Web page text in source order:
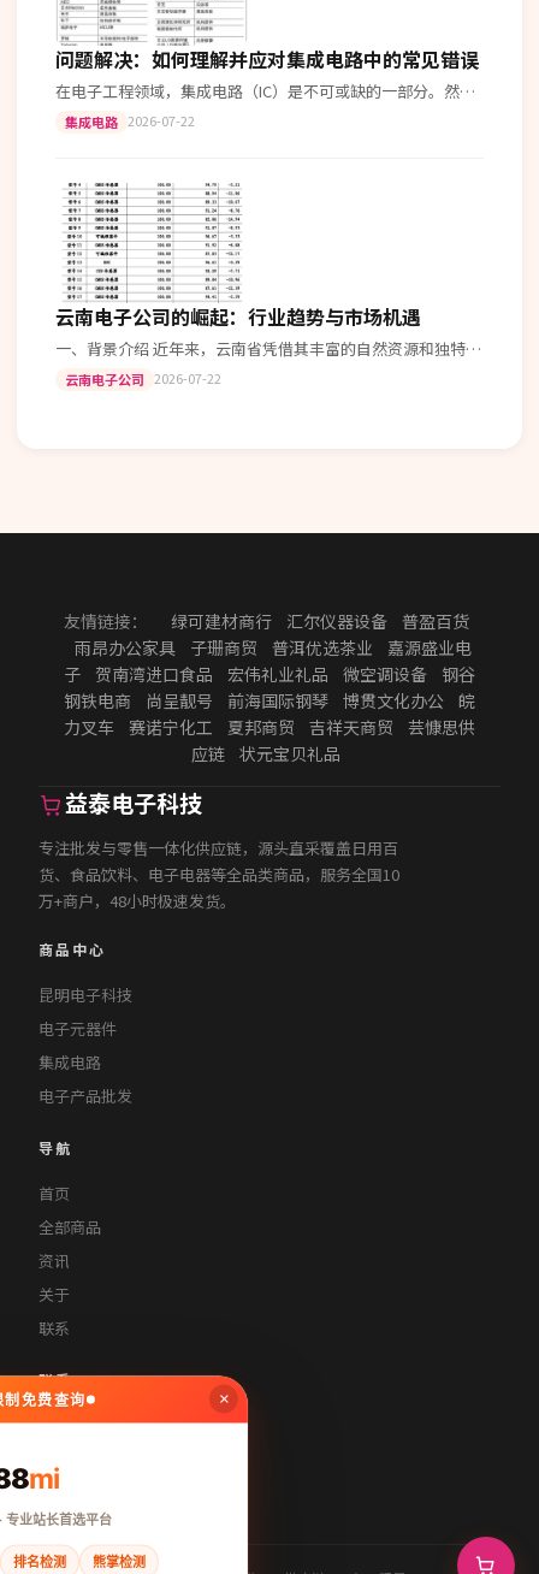
问题解决：如何理解并应对集成电路中的常见错误
在电子工程领域，集成电路（IC）是不可或缺的一部分。然
而，初学者和工程师们常常会遇到各种各样的问题。今天就来
集成电路 2026-07-22
云南电子公司的崛起：行业趋势与市场机遇
一、背景介绍 近年来，云南省凭借其丰富的自然资源和独特的
地理优势，在电子制造领域异军突起。作为中国西南地区的经
云南电子公司 2026-07-22
友情链接： 绿可建材商行 汇尔仪器设备
普盈百货
雨昂办公家具
子珊商贸 普洱优选茶业
嘉源盛业电
子
贺南湾进口食品 宏伟礼业礼品 微空调设备
钢谷
钢铁电商
尚呈靓号 前海国际钢琴 博贯文化办公
皖
力叉车
赛诺宁化工 夏邦商贸 吉祥天商贸
芸慷思供
应链 状元宝贝礼品
益泰电子科技
专注批发与零售一体化供应链，源头直采覆盖日用百
货、食品饮料、电子电器等全品类商品，服务全国10
万+商户，48小时极速发货。
商品中心
昆明电子科技
电子元器件
集成电路
电子产品批发
导航
首页
全部商品
资讯
关于
联系
联系
contact@rajandsuzanne.com
周一至周五 9:00-18:00
×
免费查询
mi
专业站长首选平台
排名检测 熊掌检测